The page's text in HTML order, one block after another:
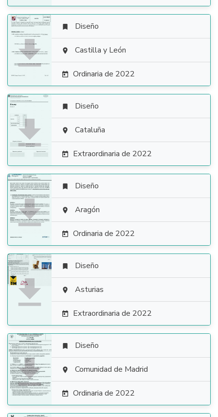

 Diseño
 Castilla y León
 Ordinaria de 2022

 Diseño
 Cataluña
 Extraordinaria de 2022

 Diseño
 Aragón
 Ordinaria de 2022

 Diseño
 Asturias
 Extraordinaria de 2022

 Diseño
 Comunidad de Madrid
 Ordinaria de 2022